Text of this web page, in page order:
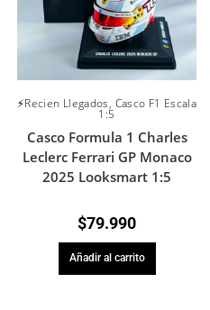
⚡Recien Llegados, Casco F1 Escala
1:5
Casco Formula 1 Charles
Leclerc Ferrari GP Monaco
2025 Looksmart 1:5
$79.990
Añadir al carrito